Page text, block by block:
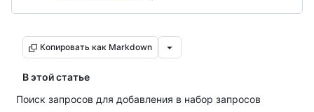
Копировать как Markdown
В этой статье
Поиск запросов для добавления в набор запросов